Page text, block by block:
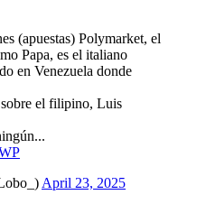
(apuestas) Polymarket, el
Papa, es el italiano
en Venezuela donde
el filipino, Luis
April 23, 2025